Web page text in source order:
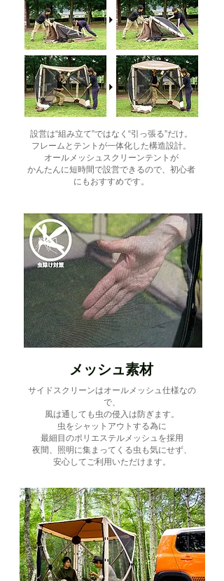
設営は“組み立て”ではなく“引っ張る”だけ。
フレームとテントが一体化した構造設計。
オールメッシュスクリーンテントが
かんたんに短時間で設営できるので、初心者
にもおすすめです。
メッシュ素材
サイドスクリーンはオールメッシュ仕様なの
で、
風は通しても虫の侵入は防ぎます。
虫をシャットアウトする為に
最細目のポリエステルメッシュを採用
夜間、照明に集まってくる虫も気にせず、
安心してご利用いただけます。